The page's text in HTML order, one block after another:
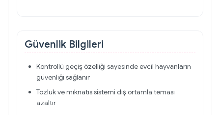
Güvenlik Bilgileri
Kontrollü geçiş özelliği sayesinde evcil hayvanların
güvenliği sağlanır
Tozluk ve mıknatıs sistemi dış ortamla teması
azaltır